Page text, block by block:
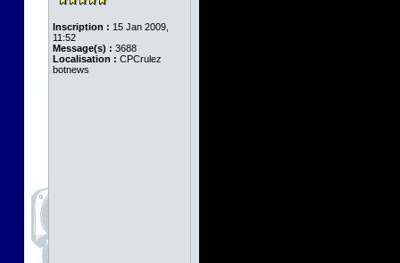
Inscription : 15 Jan 2009,
11:52
Message(s) : 3688
Localisation : CPCrulez
botnews